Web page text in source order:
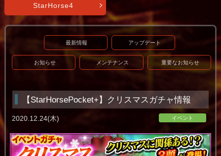
StarHorse4
最新情報 アップデート
お知らせ メンテナンス 重要なお知らせ
【StarHorsePocket+】クリスマスガチャ情報
イベント
2020.12.24(木)